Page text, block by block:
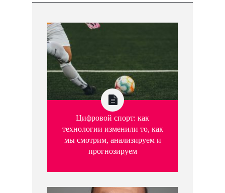
Цифровой спорт: как
технологии изменили то, как
мы смотрим, анализируем и
прогнозируем